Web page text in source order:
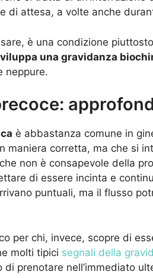
di attesa, a volte anche
è una condizione
una gravidanza
neppure.
è abbastanza comune in
maniera corretta, ma che si
non è consapevole della
di essere incinta e
puntuali, ma il flusso
per chi, invece, scopre di
molti tipici segnali della
prenotare nell’immediato